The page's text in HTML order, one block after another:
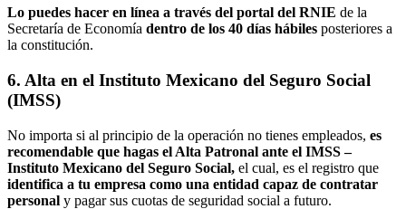
Lo puedes hacer en línea a través del portal del RNIE de la
Secretaría de Economía dentro de los 40 días hábiles posteriores a
la constitución.
6. Alta en el Instituto Mexicano del Seguro Social
(IMSS)
No importa si al principio de la operación no tienes empleados, es
recomendable que hagas el Alta Patronal ante el IMSS –
Instituto Mexicano del Seguro Social, el cual, es el registro que
identifica a tu empresa como una entidad capaz de contratar
personal y pagar sus cuotas de seguridad social a futuro.